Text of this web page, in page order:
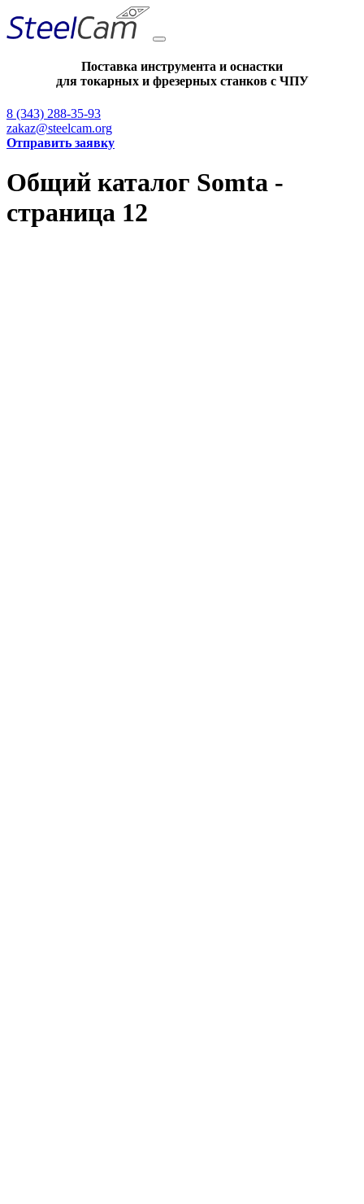
Поставка инструмента и оснастки
для токарных и фрезерных станков с ЧПУ
8 (343) 288-35-93
zakaz@steelcam.org
Отправить заявку
Общий каталог Somta -
страница 12